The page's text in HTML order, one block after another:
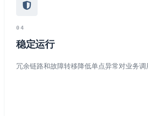
0 4
稳定运行
冗余链路和故障转移降低单点异常对业务调